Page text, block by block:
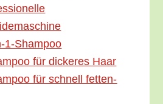
1-Sham­­poo
für dicke­res Haar
für schnell fet­ten­